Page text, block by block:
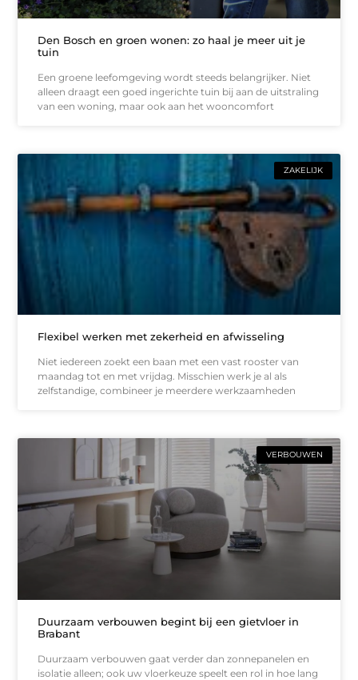
Den Bosch en groen wonen: zo haal je meer uit je
tuin
Een groene leefomgeving wordt steeds belangrijker. Niet
alleen draagt een goed ingerichte tuin bij aan de uitstraling
van een woning, maar ook aan het wooncomfort
ZAKELIJK
Flexibel werken met zekerheid en afwisseling
Niet iedereen zoekt een baan met een vast rooster van
maandag tot en met vrijdag. Misschien werk je al als
zelfstandige, combineer je meerdere werkzaamheden
VERBOUWEN
Duurzaam verbouwen begint bij een gietvloer in
Brabant
Duurzaam verbouwen gaat verder dan zonnepanelen en
isolatie alleen; ook uw vloerkeuze speelt een rol in hoe lang